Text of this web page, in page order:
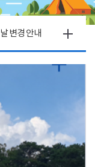
변경 안내
변경 안내